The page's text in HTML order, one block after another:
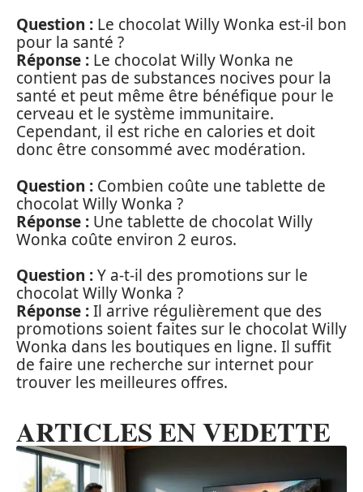
Question : Le chocolat Willy Wonka est-il bon
pour la santé ?
Réponse : Le chocolat Willy Wonka ne
contient pas de substances nocives pour la
santé et peut même être bénéfique pour le
cerveau et le système immunitaire.
Cependant, il est riche en calories et doit
donc être consommé avec modération.
Question : Combien coûte une tablette de
chocolat Willy Wonka ?
Réponse : Une tablette de chocolat Willy
Wonka coûte environ 2 euros.
Question :Y a-t-il des promotions sur le
chocolat Willy Wonka ?
Réponse :Il arrive régulièrement que des
promotions soient faites sur le chocolat Willy
Wonka dans les boutiques en ligne. Il suffit
de faire une recherche sur internet pour
trouver les meilleures offres.
ARTICLES EN VEDETTE